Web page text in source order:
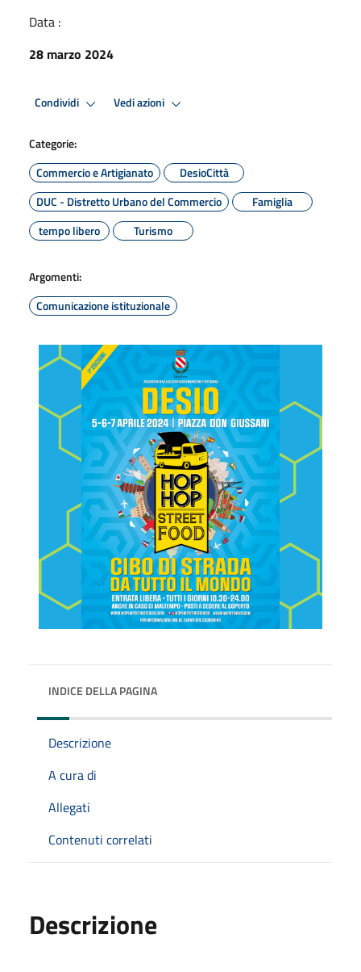
Data :
28 marzo 2024
Condividi Vedi azioni
Categorie:
Commercio e Artigianato
DesioCittà
DUC - Distretto Urbano del Commercio
Famiglia
tempo libero
Turismo
Argomenti:
Comunicazione istituzionale
INDICE DELLA PAGINA
Descrizione
A cura di
Allegati
Contenuti correlati
Descrizione